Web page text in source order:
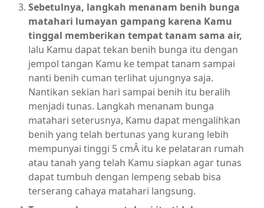
Sebetulnya, langkah menanam benih bunga
matahari lumayan gampang karena Kamu
tinggal memberikan tempat tanam sama air,
lalu Kamu dapat tekan benih bunga itu dengan
jempol tangan Kamu ke tempat tanam sampai
nanti benih cuman terlihat ujungnya saja.
Nantikan sekian hari sampai benih itu beralih
menjadi tunas. Langkah menanam bunga
matahari seterusnya, Kamu dapat mengalihkan
benih yang telah bertunas yang kurang lebih
mempunyai tinggi 5 cmÂ itu ke pelataran rumah
atau tanah yang telah Kamu siapkan agar tunas
dapat tumbuh dengan lempeng sebab bisa
terserang cahaya matahari langsung.